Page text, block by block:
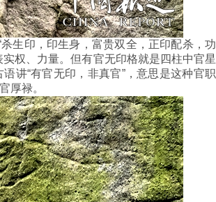
生印，印生身，富贵双全，正印配杀，功
权、力量。但‌有官无印格‌就是四柱中官星
讲“有官无印，非真官”，意思是这种官职
厚禄。